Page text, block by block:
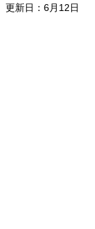
更新日： 6月12日